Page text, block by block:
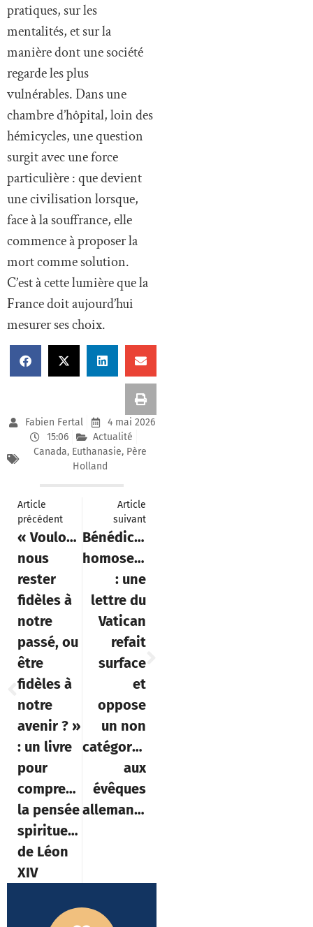
pratiques, sur les
mentalités, et sur la
manière dont une société
regarde les plus
vulnérables. Dans une
chambre d’hôpital, loin des
hémicycles, une question
surgit avec une force
particulière : que devient
une civilisation lorsque,
face à la souffrance, elle
commence à proposer la
mort comme solution.
C’est à cette lumière que la
France doit aujourd’hui
mesurer ses choix.
Fabien Fertal
4 mai 2026
15:06
Actualité
Canada, Euthanasie, Père
Holland
Article
précédent
« Voulons-
nous
rester
fidèles à
notre
passé, ou
être
fidèles à
notre
avenir ? »
: un livre
pour
comprendre
la pensée
spirituelle
de Léon
XIV
Article
suivant
Bénédictions
homosexuelles
: une
lettre du
Vatican
refait
surface
et
oppose
un non
catégorique
aux
évêques
allemands